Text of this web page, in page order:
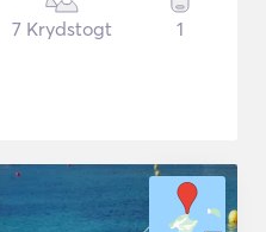
7 Krydstogt 1